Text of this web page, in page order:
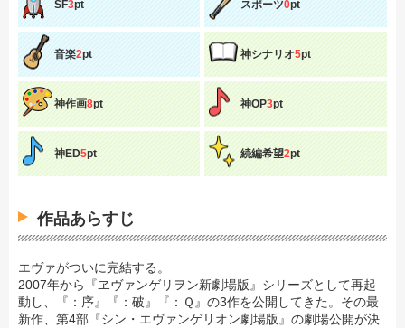
SF3pt スポーツ0pt
音楽2pt 神シナリオ5pt
神作画8pt 神OP3pt
神ED5pt 続編希望2pt
作品あらすじ
エヴァがついに完結する。
2007年から『ヱヴァンゲリヲン新劇場版』シリーズとして再起
動し、『：序』『：破』『：Ｑ』の3作を公開してきた。その最
新作、第4部『シン・エヴァンゲリオン劇場版』の劇場公開が決